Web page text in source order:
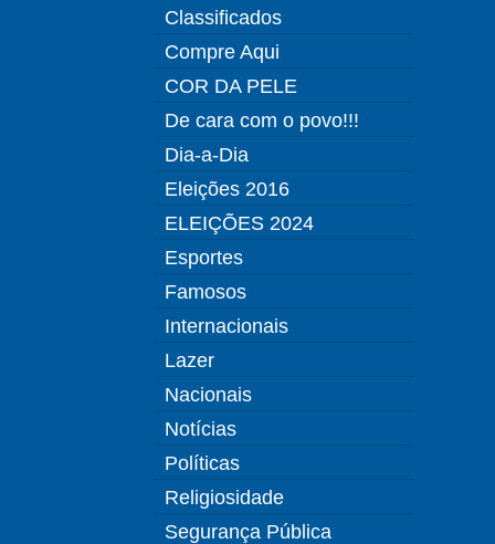
Classificados
Compre Aqui
COR DA PELE
De cara com o povo!!!
Dia-a-Dia
Eleições 2016
ELEIÇÕES 2024
Esportes
Famosos
Internacionais
Lazer
Nacionais
Notícias
Políticas
Religiosidade
Segurança Pública